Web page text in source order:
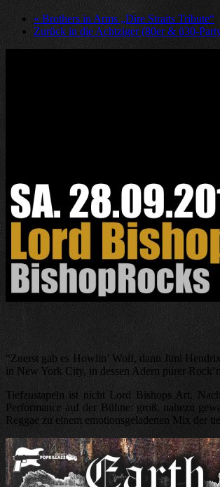
« Brothers in Arms „Dire Straits Tribute“
Zurück in die Achtziger (80er & ü30-
“Zuerst gab es Howlin’ Wolf, dann Jimi
in New York City, in dessen Adern purer
Tiefzustapeln ist nicht Lord Bishops Art.
Performance auf der Bühne: groß, nahezu
Reggae zu einem emotionsgeladenen Mix der